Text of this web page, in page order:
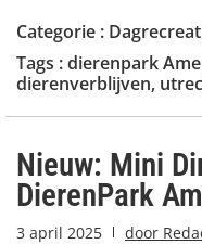
Categorie :
Tags :dierenpark
dierenverblijven,
Nieuw: Mini
DierenPark
3 april 2025 door